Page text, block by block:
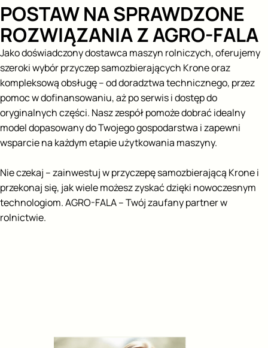
POSTAW NA SPRAWDZONE
ROZWIĄZANIA Z AGRO-FALA
Jako doświadczony dostawca maszyn rolniczych, oferujemy
szeroki wybór przyczep samozbierających Krone oraz
kompleksową obsługę – od doradztwa technicznego, przez
pomoc w dofinansowaniu, aż po serwis i dostęp do
oryginalnych części. Nasz zespół pomoże dobrać idealny
model dopasowany do Twojego gospodarstwa i zapewni
wsparcie na każdym etapie użytkowania maszyny.
Nie czekaj – zainwestuj w przyczepę samozbierającą Krone i
przekonaj się, jak wiele możesz zyskać dzięki nowoczesnym
technologiom. AGRO-FALA – Twój zaufany partner w
rolnictwie.